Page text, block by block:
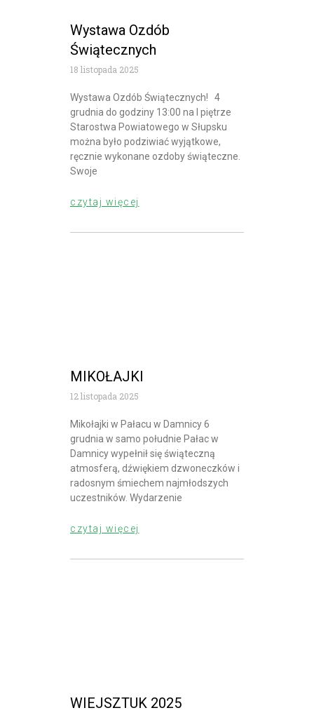
Wystawa Ozdób
Świątecznych
18 listopada 2025
Wystawa Ozdób Świątecznych! 4
grudnia do godziny 13:00 na I piętrze
Starostwa Powiatowego w Słupsku
można było podziwiać wyjątkowe,
ręcznie wykonane ozdoby świąteczne.
Swoje
czytaj więcej
MIKOŁAJKI
12 listopada 2025
Mikołajki w Pałacu w Damnicy 6
grudnia w samo południe Pałac w
Damnicy wypełnił się świąteczną
atmosferą, dźwiękiem dzwoneczków i
radosnym śmiechem najmłodszych
uczestników. Wydarzenie
czytaj więcej
WIEJSZTUK 2025